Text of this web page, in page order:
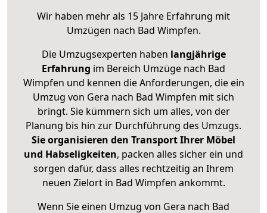
Wir haben mehr als 15 Jahre Erfahrung mit
Umzügen nach Bad Wimpfen.
Die Umzugsexperten haben langjährige
Erfahrung im Bereich Umzüge nach Bad
Wimpfen und kennen die Anforderungen, die ein
Umzug von Gera nach Bad Wimpfen mit sich
bringt. Sie kümmern sich um alles, von der
Planung bis hin zur Durchführung des Umzugs.
Sie organisieren den Transport Ihrer Möbel
und Habseligkeiten, packen alles sicher ein und
sorgen dafür, dass alles rechtzeitig an Ihrem
neuen Zielort in Bad Wimpfen ankommt.
Wenn Sie einen Umzug von Gera nach Bad